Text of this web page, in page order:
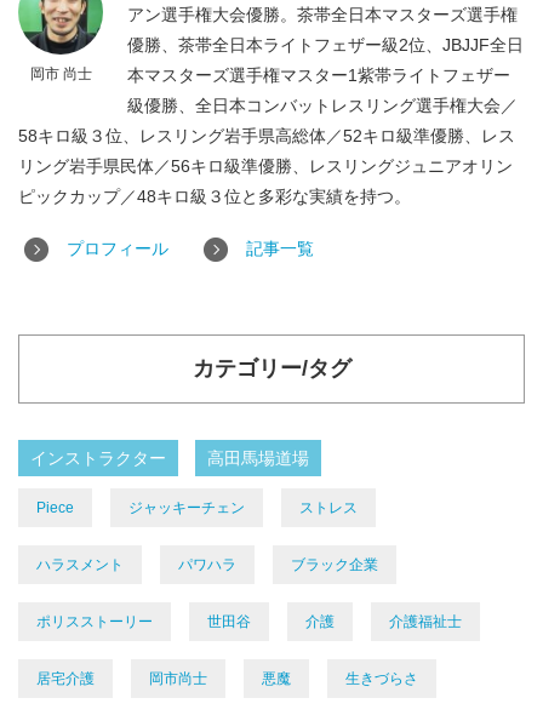
岡市 尚士
アン選手権大会優勝。茶帯全日本マスターズ選手権
優勝、茶帯全日本ライトフェザー級2位、JBJJF全日
本マスターズ選手権マスター1紫帯ライトフェザー
級優勝、全日本コンバットレスリング選手権大会／
58キロ級３位、レスリング岩手県高総体／52キロ級準優勝、レス
リング岩手県民体／56キロ級準優勝、レスリングジュニアオリン
ピックカップ／48キロ級３位と多彩な実績を持つ。
プロフィール 記事一覧
カテゴリー/タグ
インストラクター 高田馬場道場
Piece ジャッキーチェン ストレス
ハラスメント パワハラ ブラック企業
ポリスストーリー 世田谷 介護 介護福祉士
居宅介護 岡市尚士 悪魔 生きづらさ